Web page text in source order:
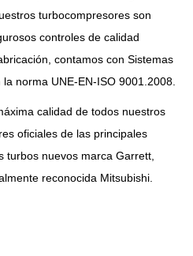
turbocompresores son
controles de calidad
contamos con Sistemas
norma UNE-EN-ISO 9001.2008.
calidad de todos nuestros
oficiales de las principales
turbos nuevos marca Garrett,
reconocida Mitsubishi.